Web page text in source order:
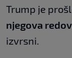
Trump je
njegova
izvrsni.